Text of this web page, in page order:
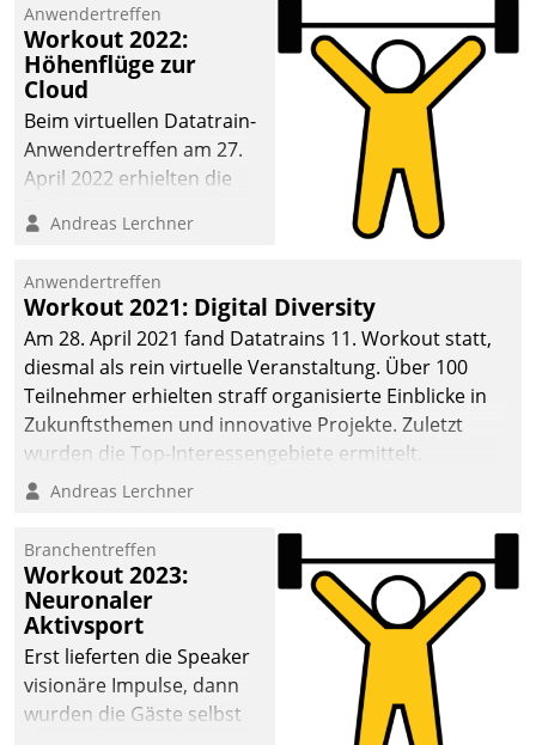
Mammutprojekte
meistern und Workloads
wuppen – bei zunehmend
anspruchsvollen
Aufgaben und
abnehmendem
Anwendertreffen
Workout 2022:
Höhenflüge zur
Cloud
Beim virtuellen Datatrain-
Anwendertreffen am 27.
April 2022 erhielten die
Teilnehmer kurzweilige
Cloud-Strategien und -
Lösungen mit hohem
Zukunftspotenzial.
Andreas Lerchner
Anwendertreffen
Workout 2021: Digital Diversity
Am 28. April 2021 fand Datatrains 11. Workout statt,
diesmal als rein virtuelle Veranstaltung. Über 100
Teilnehmer erhielten straff organisierte Einblicke in
Zukunftsthemen und innovative Projekte. Zuletzt
wurden die Top-Interessengebiete ermittelt.
Andreas Lerchner
Branchentreffen
Workout 2023:
Neuronaler
Aktivsport
Erst lieferten die Speaker
visionäre Impulse, dann
wurden die Gäste selbst